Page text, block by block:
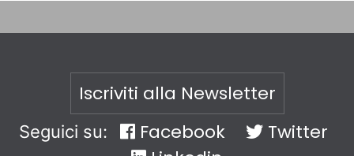
Iscriviti alla Newsletter
Seguici su: Facebook
Twitter